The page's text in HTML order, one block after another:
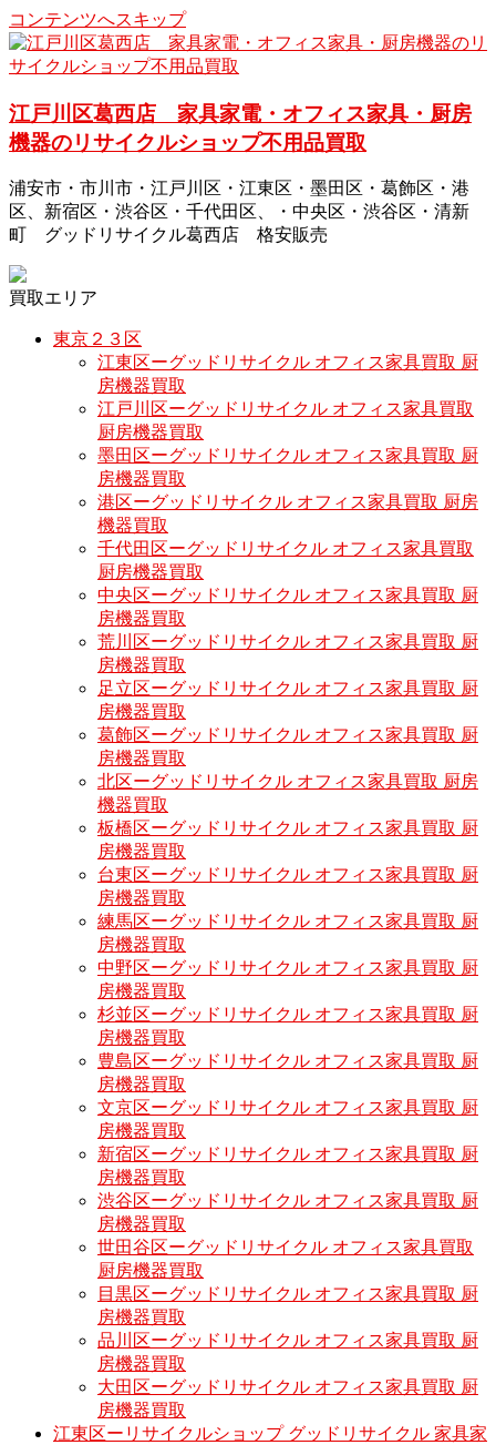
コンテンツへスキップ
江戸川区葛西店 家具家電・オフィス家具・厨房
機器のリサイクルショップ不用品買取
浦安市・市川市・江戸川区・江東区・墨田区・葛飾区・港
区、新宿区・渋谷区・千代田区、・中央区・渋谷区・清新
町 グッドリサイクル葛西店 格安販売
買取エリア
東京２３区
江東区ーグッドリサイクル オフィス家具買取 厨
房機器買取
江戸川区ーグッドリサイクル オフィス家具買取
厨房機器買取
墨田区ーグッドリサイクル オフィス家具買取 厨
房機器買取
港区ーグッドリサイクル オフィス家具買取 厨房
機器買取
千代田区ーグッドリサイクル オフィス家具買取
厨房機器買取
中央区ーグッドリサイクル オフィス家具買取 厨
房機器買取
荒川区ーグッドリサイクル オフィス家具買取 厨
房機器買取
足立区ーグッドリサイクル オフィス家具買取 厨
房機器買取
葛飾区ーグッドリサイクル オフィス家具買取 厨
房機器買取
北区ーグッドリサイクル オフィス家具買取 厨房
機器買取
板橋区ーグッドリサイクル オフィス家具買取 厨
房機器買取
台東区ーグッドリサイクル オフィス家具買取 厨
房機器買取
練馬区ーグッドリサイクル オフィス家具買取 厨
房機器買取
中野区ーグッドリサイクル オフィス家具買取 厨
房機器買取
杉並区ーグッドリサイクル オフィス家具買取 厨
房機器買取
豊島区ーグッドリサイクル オフィス家具買取 厨
房機器買取
文京区ーグッドリサイクル オフィス家具買取 厨
房機器買取
新宿区ーグッドリサイクル オフィス家具買取 厨
房機器買取
渋谷区ーグッドリサイクル オフィス家具買取 厨
房機器買取
世田谷区ーグッドリサイクル オフィス家具買取
厨房機器買取
目黒区ーグッドリサイクル オフィス家具買取 厨
房機器買取
品川区ーグッドリサイクル オフィス家具買取 厨
房機器買取
大田区ーグッドリサイクル オフィス家具買取 厨
房機器買取
江東区ーリサイクルショップ グッドリサイクル 家具家